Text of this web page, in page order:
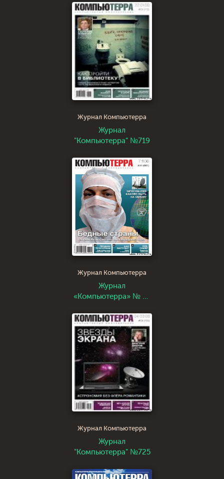
года
Журнал Компьютерра
Журнал
"Компьютерра" №719
Журнал Компьютерра
Журнал
«Компьютерра» № 41
года
Журнал Компьютерра
Журнал
"Компьютерра" №725